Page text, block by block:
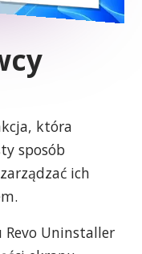
która
sposób
ich
Uninstaller